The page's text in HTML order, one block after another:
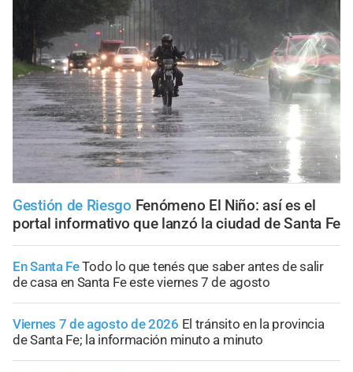
Gestión de Riesgo Fenómeno El Niño: así es el
portal informativo que lanzó la ciudad de Santa Fe
En Santa FeTodo lo que tenés que saber antes de salir
de casa en Santa Fe este viernes 7 de agosto
Viernes 7 de agosto de 2026 El tránsito en la provincia
de Santa Fe; la información minuto a minuto